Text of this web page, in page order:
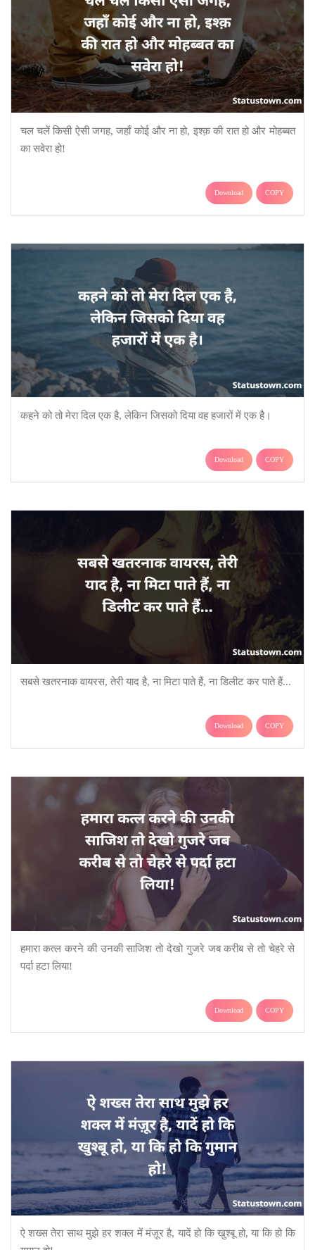
चल चलें किसी ऐसी जगह, जहाँ कोई और ना हो, इश्क़ की रात हो और मोहब्बत
का सवेरा हो!
Download COPY
कहने को तो मेरा दिल एक है, लेकिन जिसको दिया वह हजारों में एक है।
Download COPY
सबसे खतरनाक वायरस, तेरी याद है, ना मिटा पाते हैं, ना डिलीट कर पाते हैं...
Download COPY
हमारा कत्ल करने की उनकी साजिश तो देखो गुजरे जब करीब से तो चेहरे से
पर्दा हटा लिया!
Download COPY
ऐ शख्स तेरा साथ मुझे हर शक्ल में मंज़ूर है, यादें हो कि खुश्बू हो, या कि हो कि